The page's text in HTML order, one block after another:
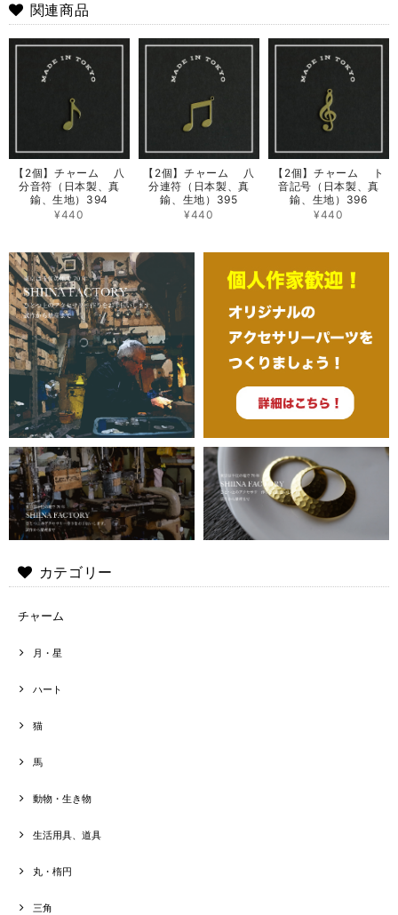
関連商品
【2個】チャーム 八
分音符（日本製、真
鍮、生地）394
¥440
【2個】チャーム 八
分連符（日本製、真
鍮、生地）395
¥440
【2個】チャーム ト
音記号（日本製、真
鍮、生地）396
¥440
カテゴリー
チャーム
月・星
ハート
猫
馬
動物・生き物
生活用具、道具
丸・楕円
三角